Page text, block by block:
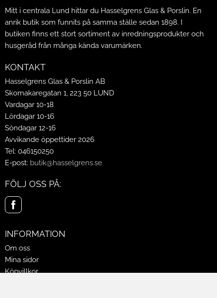
Mitt i centrala Lund hittar du Hasselgrens Glas & Porslin. En
anrik butik som funnits på samma ställe sedan 1898. I
butiken finns ett stort sortiment av inredningsprodukter och
husgeråd från många kända varumärken.
KONTAKT
Hasselgrens Glas & Porslin AB
Skomakaregatan 1, 223 50 LUND
Vardagar 10-18
Lördagar 10-16
Söndagar 12-16
Avvikande öppettider 2026
Tel: 046150250
E-post: butik@hasselgrens.se
FÖLJ OSS PÅ:
INFORMATION
Om oss
Mina sidor
Köpvillkor